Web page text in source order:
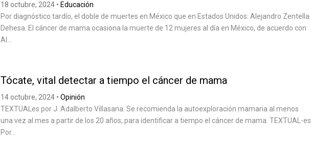
18 octubre, 2024 • Educación
Por diagnóstico tardío, el doble de muertes en México que en Estados Unidos: Alejandro Zentella
Dehesa. El cáncer de mama ocasiona la muerte de 12 mujeres al día en México, de acuerdo con
Al...
Tócate, vital detectar a tiempo el cáncer de mama
14 octubre, 2024 • Opinión
TEXTUALes por J. Adalberto Villasana. Se recomienda la autoexploración mamaria al menos
una vez al mes a partir de los 20 años, para identificar a tiempo el cáncer de mama. TEXTUAL-es
Por...